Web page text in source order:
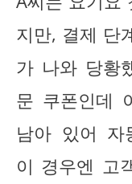
지만, 결제 단
가 나와 당황
문 쿠폰인데
남아 있어 자
이 경우엔 고